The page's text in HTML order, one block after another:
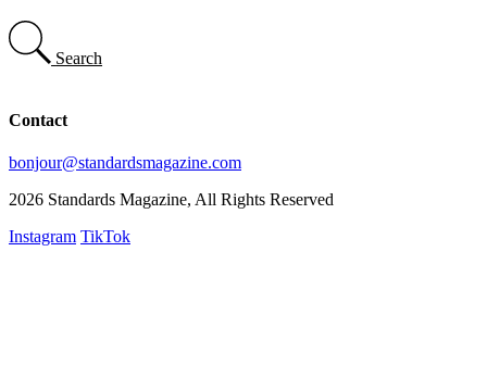
Search
Contact
bonjour@standardsmagazine.com
2026 Standards Magazine, All Rights Reserved
Instagram TikTok